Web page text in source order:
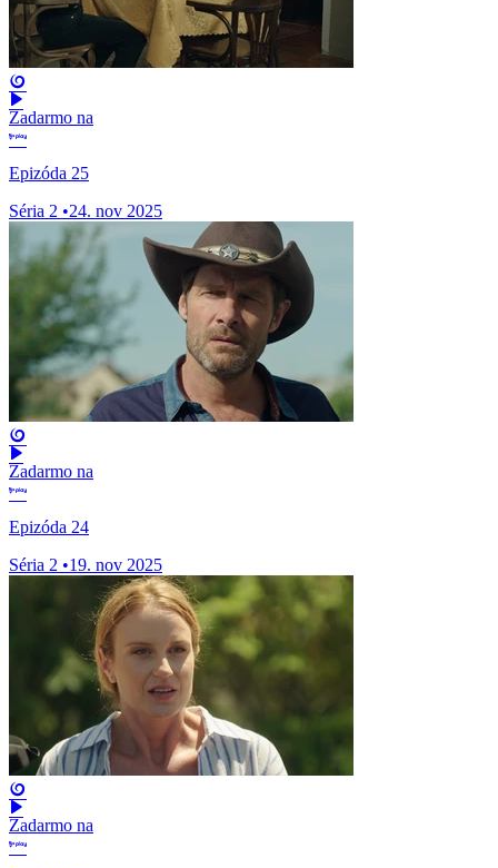
Zadarmo na
Epizóda 25
Séria 2 •24. nov 2025
Zadarmo na
Epizóda 24
Séria 2 •19. nov 2025
Zadarmo na